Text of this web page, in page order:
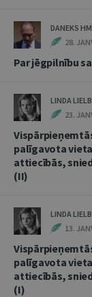
DANEKS
28.
Par jēgpilnību
LINDA
23.
palīgavota
attiecībās,
(II)
LINDA
13.
palīgavota
attiecībās,
(I)